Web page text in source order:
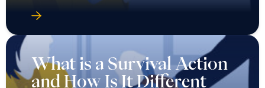
What is a Survival Action
and How Is It Different